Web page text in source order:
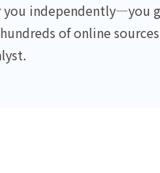
you independently—you
of online